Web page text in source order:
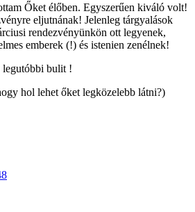
Őket élőben. Egyszerűen kiváló volt!
eljutnának! Jelenleg tárgyalások
rendezvényünkön ott legyenek,
emberek (!) és istenien zenélnek!
bulit !
hol lehet őket legközelebb látni?)